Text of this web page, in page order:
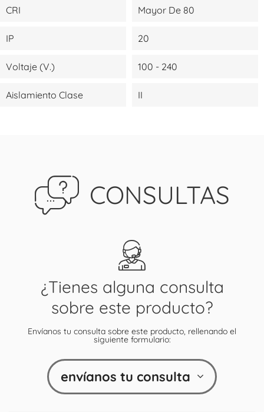
CRI Mayor De 80
IP 20
Voltaje (V.) 100 - 240
Aislamiento Clase II
CONSULTAS
¿Tienes alguna consulta
sobre este producto?
Envíanos tu consulta sobre este producto, rellenando el
siguiente formulario:
envíanos tu consulta